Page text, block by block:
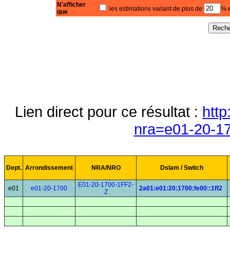
N'afficher
que
les estimations variant de plus de %
Lien direct pour ce résultat :
nra=e01-20-
Dept. Arrondissement NRA/NRO Dslam / Switch
e01 e01-20-1700
E01-20-1700-1FF2-
Z
2a01:e01:20:1700:fe00::1ff2